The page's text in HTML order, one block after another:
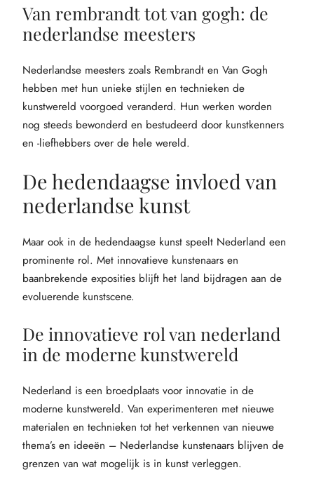
Van rembrandt tot van gogh: de
nederlandse meesters
Nederlandse meesters zoals Rembrandt en Van Gogh
hebben met hun unieke stijlen en technieken de
kunstwereld voorgoed veranderd. Hun werken worden
nog steeds bewonderd en bestudeerd door kunstkenners
en -liefhebbers over de hele wereld.
De hedendaagse invloed van
nederlandse kunst
Maar ook in de hedendaagse kunst speelt Nederland een
prominente rol. Met innovatieve kunstenaars en
baanbrekende exposities blijft het land bijdragen aan de
evoluerende kunstscene.
De innovatieve rol van nederland
in de moderne kunstwereld
Nederland is een broedplaats voor innovatie in de
moderne kunstwereld. Van experimenteren met nieuwe
materialen en technieken tot het verkennen van nieuwe
thema’s en ideeën – Nederlandse kunstenaars blijven de
grenzen van wat mogelijk is in kunst verleggen.